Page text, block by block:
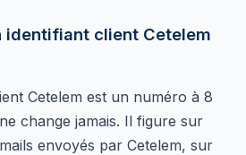
identifiant client Cetelem
Cetelem est un numéro à 8
change jamais. Il figure sur
envoyés par Cetelem, sur